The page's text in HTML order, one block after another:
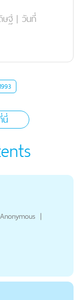
ฐ์ | วันที่
นี่
Anonymous |